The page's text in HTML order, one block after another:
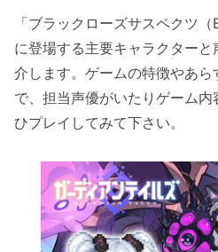
「ブラックローズサスペクツ
に登場する主要キャラクター
介します。ゲームの特徴やあ
で、担当声優がいたりゲーム
ひプレイしてみて下さい。